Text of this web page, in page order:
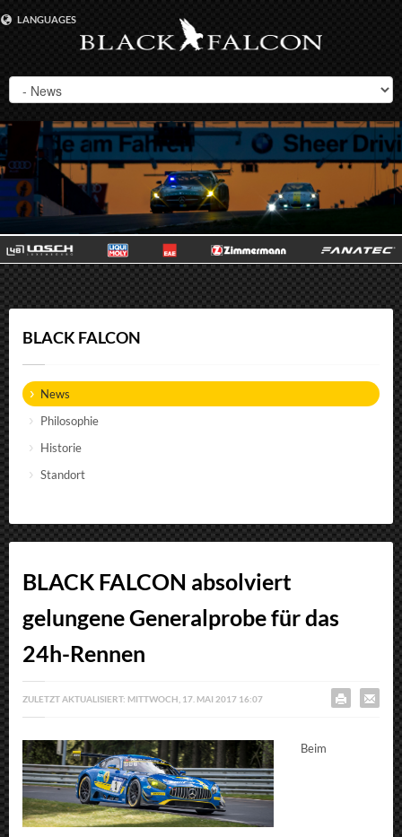
LANGUAGES
BLACK FALCON
News
Philosophie
Historie
Standort
BLACK FALCON absolviert
gelungene Generalprobe für das
24h-Rennen
ZULETZT AKTUALISIERT: MITTWOCH, 17. MAI 2017 16:07
Beim